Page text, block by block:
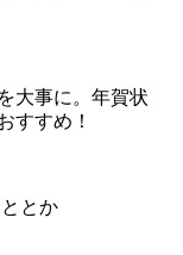
大事に。年賀状
すすめ！
とか